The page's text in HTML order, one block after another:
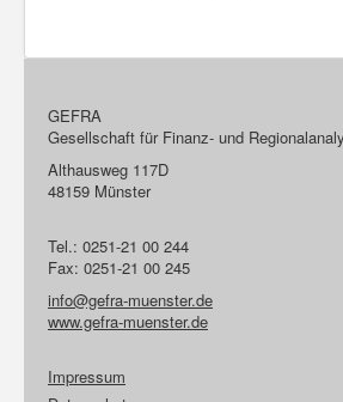
GEFRA
Gesellschaft für Finanz- und
Althausweg 117D
48159 Münster
Tel.: 0251-21 00 244
Fax: 0251-21 00 245
info@gefra-muenster.de
www.gefra-muenster.de
Impressum